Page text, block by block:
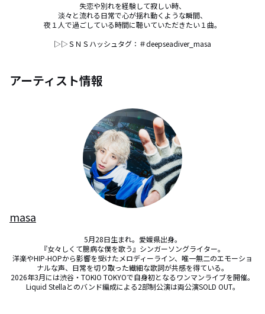
失恋や別れを経験して寂しい時、
淡々と流れる日常で心が揺れ動くような瞬間、
夜１人で過ごしている時間に聴いていただきたい１曲。
▷▷ＳＮＳハッシュタグ：＃deepseadiver_masa
アーティスト情報
masa
5月28日生まれ。愛媛県出身。
『女々しくて臆病な僕を歌う』シンガーソングライター。
洋楽やHIP-HOPから影響を受けたメロディーライン、唯一無二のエモーショ
ナルな声、日常を切り取った繊細な歌詞が共感を得ている。
2026年3月には渋谷・TOKIO TOKYOで自身初となるワンマンライブを開催。
Liquid Stellaとのバンド編成による2部制公演は両公演SOLD OUT。